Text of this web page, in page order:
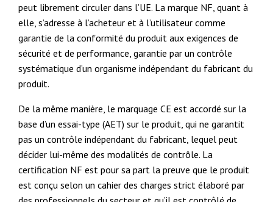
peut librement circuler dans l’UE. La marque NF, quant à
elle, s’adresse à l’acheteur et à l’utilisateur comme
garantie de la conformité du produit aux exigences de
sécurité et de performance, garantie par un contrôle
systématique d’un organisme indépendant du fabricant du
produit.
De la même manière, le marquage CE est accordé sur la
base d’un essai-type (AET) sur le produit, qui ne garantit
pas un contrôle indépendant du fabricant, lequel peut
décider lui-même des modalités de contrôle. La
certification NF est pour sa part la preuve que le produit
est conçu selon un cahier des charges strict élaboré par